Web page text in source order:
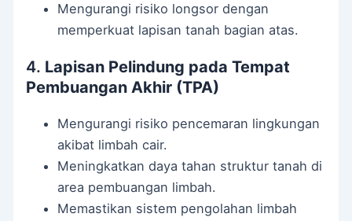
Mengurangi risiko longsor dengan
memperkuat lapisan tanah bagian atas.
4. Lapisan Pelindung pada Tempat
Pembuangan Akhir (TPA)
Mengurangi risiko pencemaran lingkungan
akibat limbah cair.
Meningkatkan daya tahan struktur tanah di
area pembuangan limbah.
Memastikan sistem pengolahan limbah